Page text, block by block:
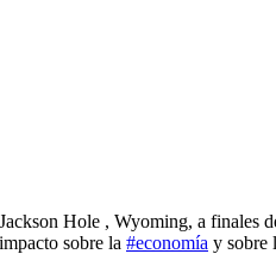
Hole , Wyoming, a finales
sobre la #economía y sobre